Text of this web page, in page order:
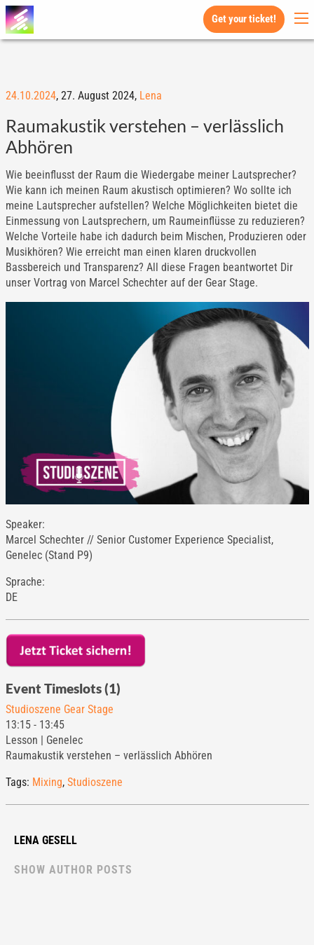
Get your ticket!
24.10.2024, 27. August 2024, Lena
Raumakustik verstehen – verlässlich
Abhören
Wie beeinflusst der Raum die Wiedergabe meiner Lautsprecher?
Wie kann ich meinen Raum akustisch optimieren? Wo sollte ich
meine Lautsprecher aufstellen? Welche Möglichkeiten bietet die
Einmessung von Lautsprechern, um Raumeinflüsse zu reduzieren?
Welche Vorteile habe ich dadurch beim Mischen, Produzieren oder
Musikhören? Wie erreicht man einen klaren druckvollen
Bassbereich und Transparenz? All diese Fragen beantwortet Dir
unser Vortrag von Marcel Schechter auf der Gear Stage.
Speaker:
Marcel Schechter // Senior Customer Experience Specialist,
Genelec (Stand P9)
Sprache:
DE
Event Timeslots (1)
Studioszene Gear Stage
13:15- 13:45
Lesson | Genelec
Raumakustik verstehen – verlässlich Abhören
Tags: Mixing, Studioszene
LENA GESELL
SHOW AUTHOR POSTS